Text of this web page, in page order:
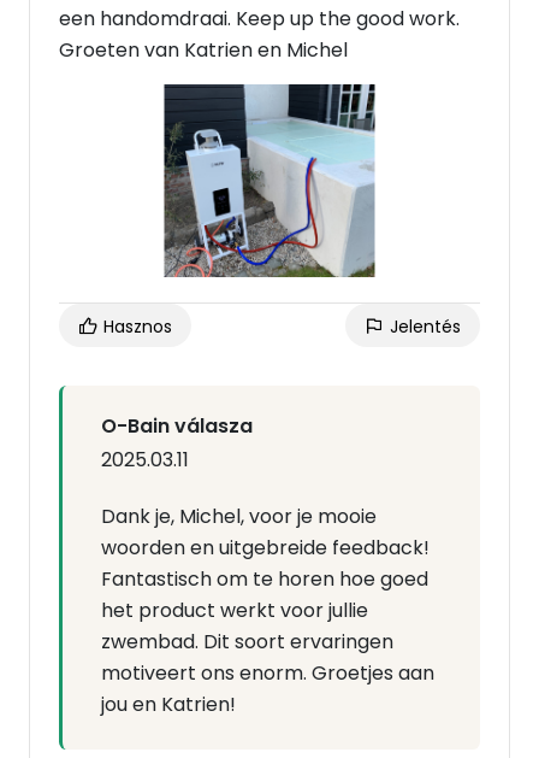
een handomdraai. Keep up the good work.
Groeten van Katrien en Michel
Hasznos Jelentés
O-Bain válasza
2025.03.11
Dank je, Michel, voor je mooie
woorden en uitgebreide feedback!
Fantastisch om te horen hoe goed
het product werkt voor jullie
zwembad. Dit soort ervaringen
motiveert ons enorm. Groetjes aan
jou en Katrien!